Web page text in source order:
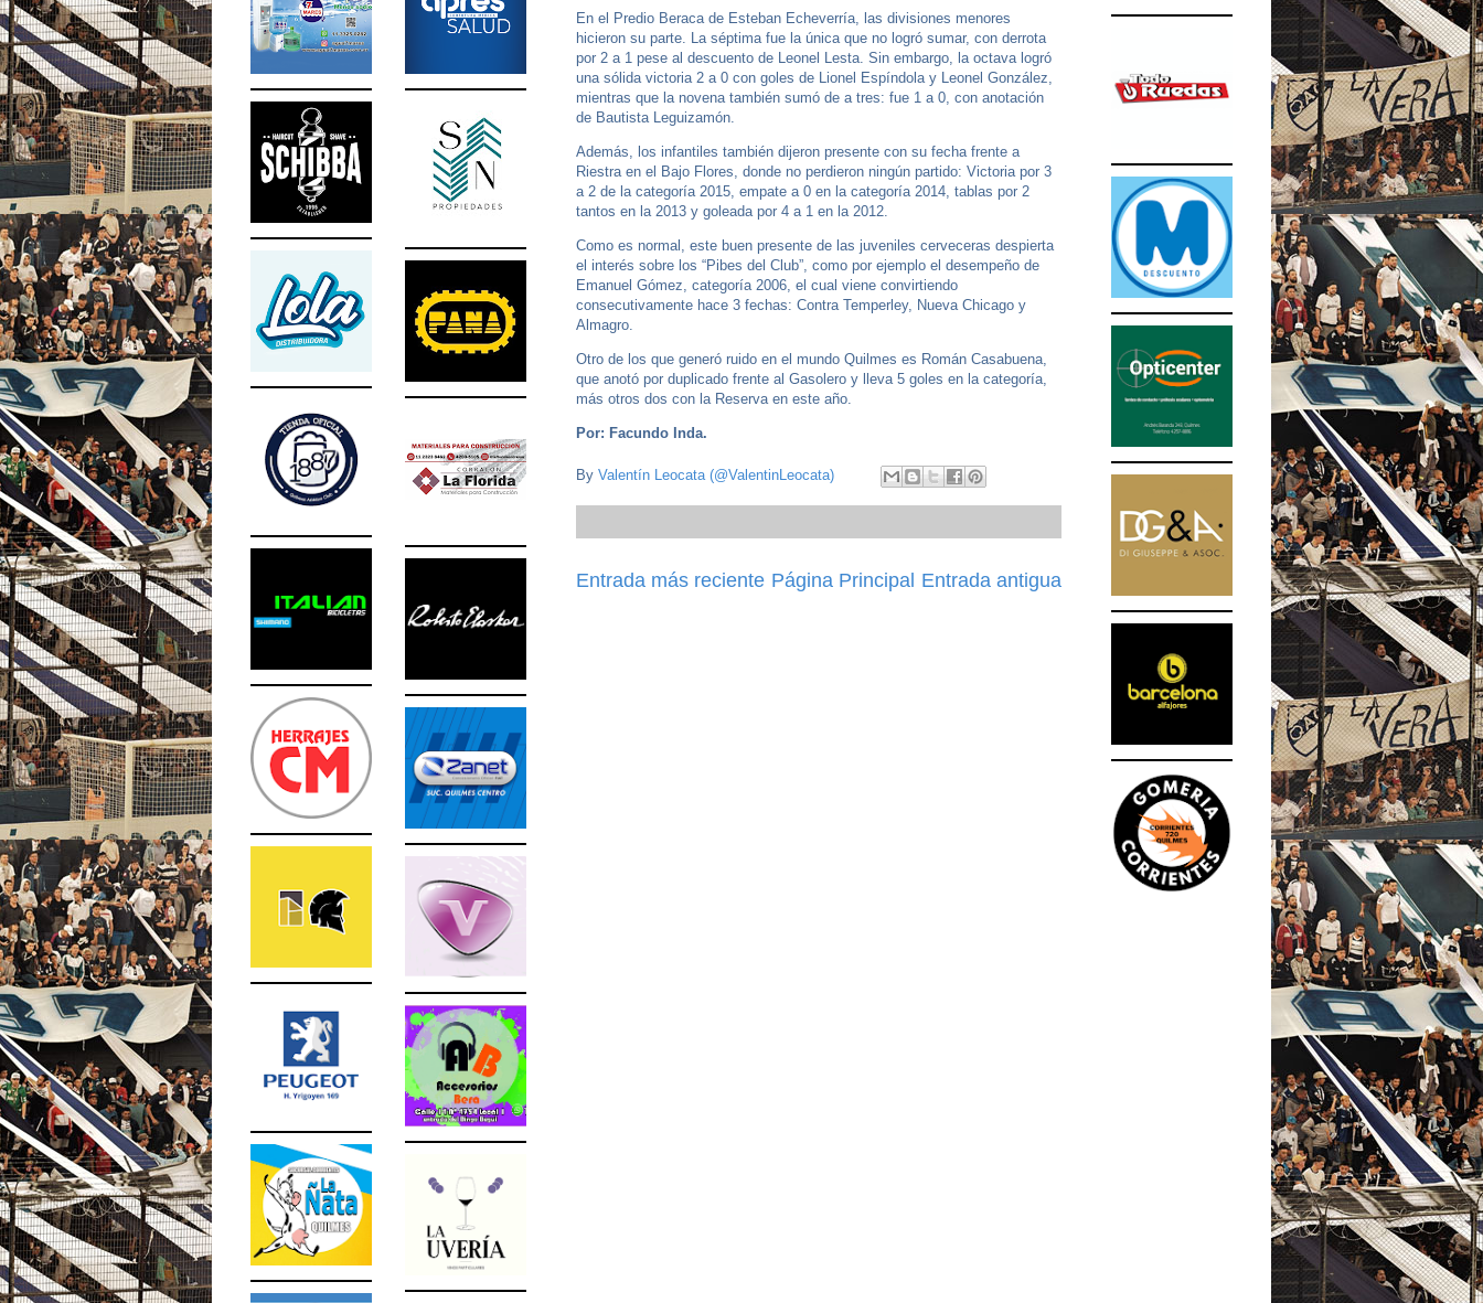
En el Predio Beraca de Esteban Echeverría, las divisiones menores
hicieron su parte. La séptima fue la única que no logró sumar, con derrota
por 2 a 1 pese al descuento de Leonel Lesta. Sin embargo, la octava logró
una sólida victoria 2 a 0 con goles de Lionel Espíndola y Leonel González,
mientras que la novena también sumó de a tres: fue 1 a 0, con anotación
de Bautista Leguizamón.
Además, los infantiles también dijeron presente con su fecha frente a
Riestra en el Bajo Flores, donde no perdieron ningún partido: Victoria por 3
a 2 de la categoría 2015, empate a 0 en la categoría 2014, tablas por 2
tantos en la 2013 y goleada por 4 a 1 en la 2012.
Como es normal, este buen presente de las juveniles cerveceras despierta
el interés sobre los “Pibes del Club”, como por ejemplo el desempeño de
Emanuel Gómez, categoría 2006, el cual viene convirtiendo
consecutivamente hace 3 fechas: Contra Temperley, Nueva Chicago y
Almagro.
Otro de los que generó ruido en el mundo Quilmes es Román Casabuena,
que anotó por duplicado frente al Gasolero y lleva 5 goles en la categoría,
más otros dos con la Reserva en este año.
Por: Facundo Inda.
By Valentín Leocata (@ValentinLeocata)
Entrada más reciente Entrada antigua
Página Principal